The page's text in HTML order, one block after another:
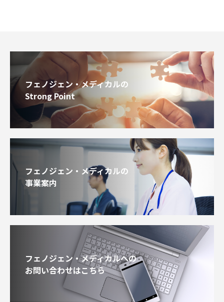
フェノジェン・メディカルの
Strong Point
フェノジェン・メディカルの
事業案内
フェノジェン・メディカルへの
お問い合わせはこちら